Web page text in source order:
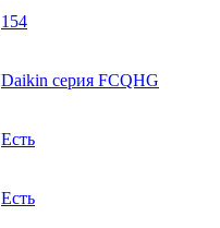
154
Daikin серия FCQHG
Есть
Есть